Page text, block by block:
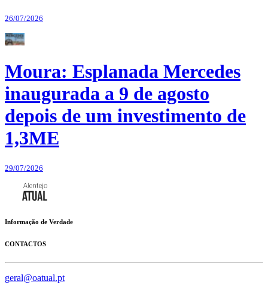
26/07/2026
Moura: Esplanada Mercedes
inaugurada a 9 de agosto
depois de um investimento de
1,3ME
29/07/2026
Informação de Verdade
CONTACTOS
geral@oatual.pt